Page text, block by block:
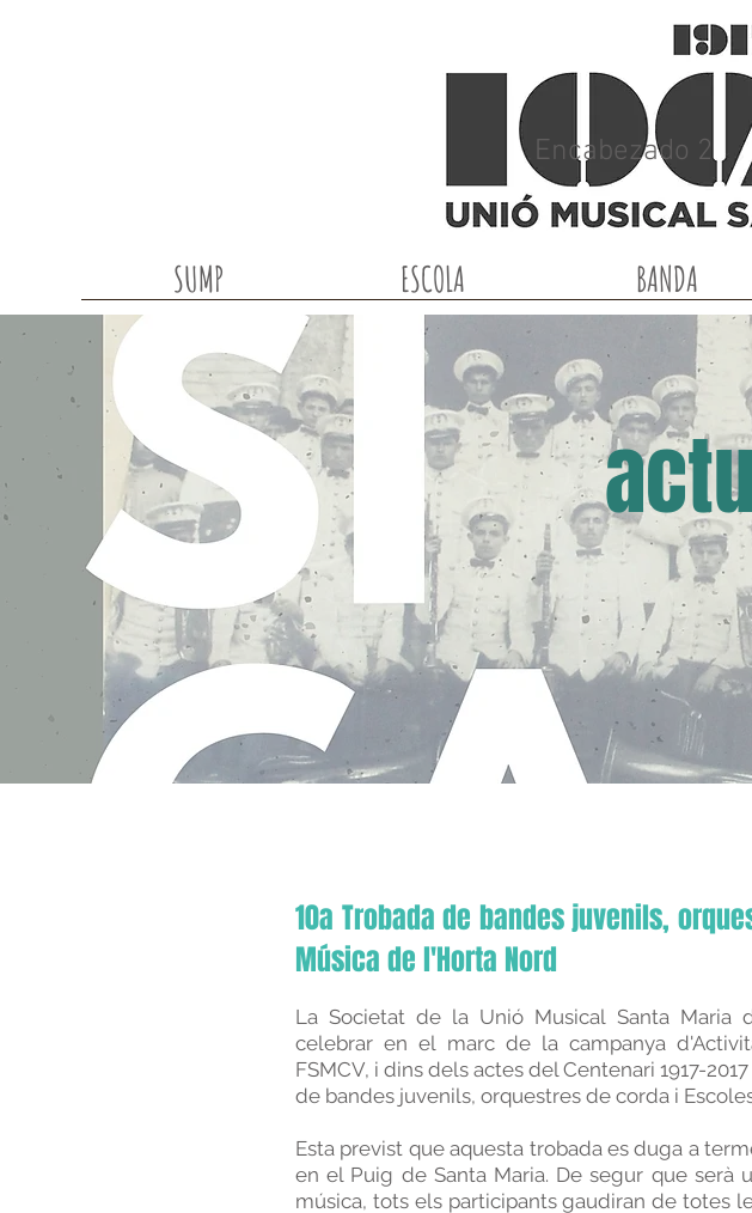
Encabezado 2
SUMP ESCOLA BANDA
10a Trobada de bandes juvenils,
Música de l'Horta Nord
La Societat de la Unió Musical Santa Maria
celebrar en el marc de la campanya
FSMCV, i dins dels actes del Centenari 1917-
de bandes juvenils, orquestres de corda i
Esta previst que aquesta trobada es duga a
en el Puig de Santa Maria. De segur que serà
música, tots els participants gaudiran de totes